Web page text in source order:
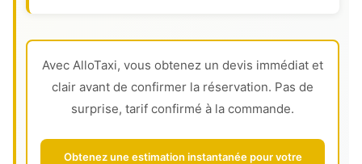
Avec AlloTaxi, vous obtenez un devis immédiat et
clair avant de confirmer la réservation. Pas de
surprise, tarif confirmé à la commande.
Obtenez une estimation instantanée pour votre